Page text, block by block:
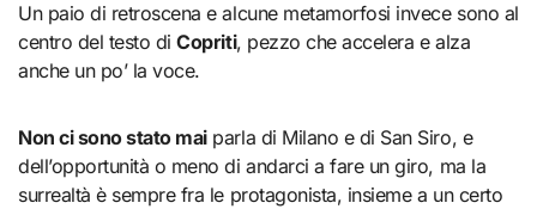
Un paio di retroscena e alcune metamorfosi invece sono al
centro del testo diCopriti, pezzo che accelera e alza
anche un po’ la voce.
Non ci sono stato maiparla di Milano e di San Siro, e
dell’opportunità o meno di andarci a fare un giro, ma la
surrealtà è sempre fra le protagonista, insieme a un certo